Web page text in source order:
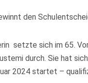
den
setzte sich im 65.
durch. Sie hat
2024 startet –